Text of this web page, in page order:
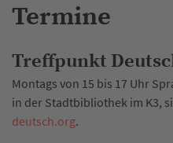
Termine
Treffpunkt
Montags von 15 bis 17 Uhr
in der Stadtbibliothek im K3,
deutsch.org.